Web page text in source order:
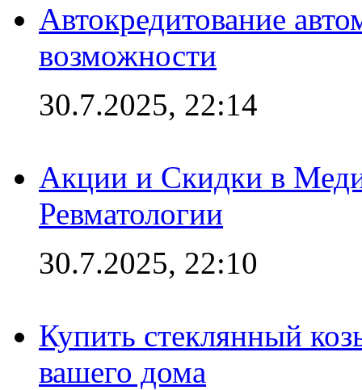
Автокредитование
возможности
30.7.2025, 22:14
Акции и Скидки в
Ревматологии
30.7.2025, 22:10
Купить стеклянный
вашего дома